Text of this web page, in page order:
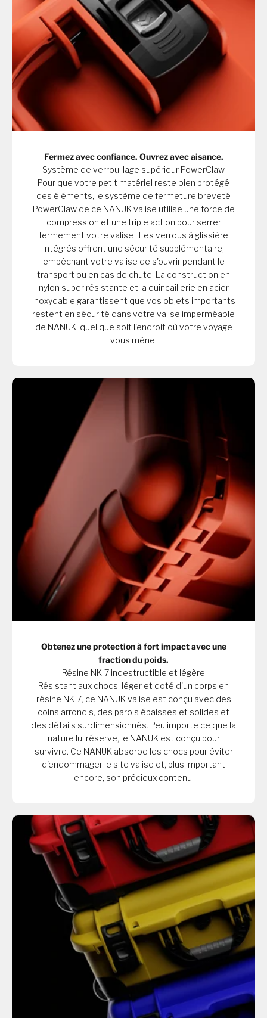
Fermez avec confiance. Ouvrez avec aisance.
Système de verrouillage supérieur PowerClaw
Pour que votre petit matériel reste bien protégé
des éléments, le système de fermeture breveté
PowerClaw de ce NANUK valise utilise une force de
compression et une triple action pour serrer
fermement votre valise . Les verrous à glissière
intégrés offrent une sécurité supplémentaire,
empêchant votre valise de s'ouvrir pendant le
transport ou en cas de chute. La construction en
nylon super résistante et la quincaillerie en acier
inoxydable garantissent que vos objets importants
restent en sécurité dans votre valise imperméable
de NANUK, quel que soit l'endroit où votre voyage
vous mène.
Obtenez une protection à fort impact avec une
fraction du poids.
Résine NK-7 indestructible et légère
Résistant aux chocs, léger et doté d'un corps en
résine NK-7, ce NANUK valise est conçu avec des
coins arrondis, des parois épaisses et solides et
des détails surdimensionnés. Peu importe ce que la
nature lui réserve, le NANUK est conçu pour
survivre. Ce NANUK absorbe les chocs pour éviter
d'endommager le site valise et, plus important
encore, son précieux contenu.